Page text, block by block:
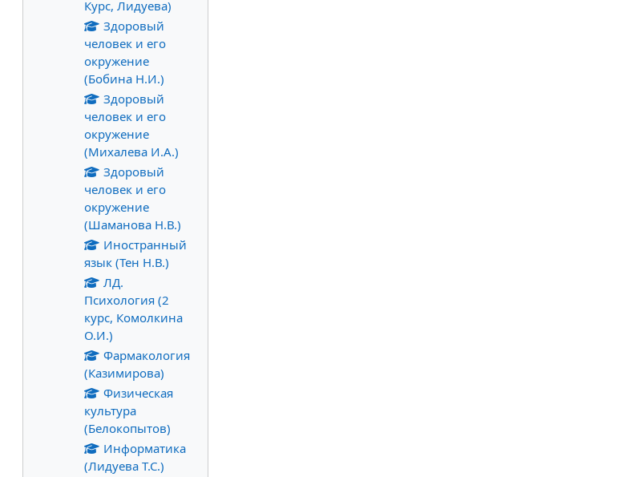
Курс, Лидуева)
Здоровый
человек и его
окружение
(Бобина Н.И.)
Здоровый
человек и его
окружение
(Михалева И.А.)
Здоровый
человек и его
окружение
(Шаманова Н.В.)
Иностранный
язык (Тен Н.В.)
ЛД.
Психология (2
курс, Комолкина
О.И.)
Фармакология
(Казимирова)
Физическая
культура
(Белокопытов)
Информатика
(Лидуева Т.С.)